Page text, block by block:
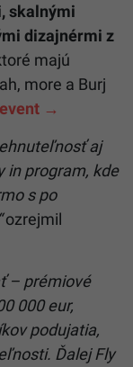
skalnými
dizajnérmi z
majú
more a Burj
→
aj
in program, kde
s po
“ozrejmil
– prémiové
000 eur,
podujatia,
Ďalej Fly